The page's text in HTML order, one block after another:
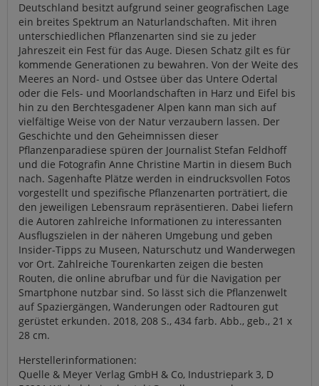
Deutschland besitzt aufgrund seiner geografischen Lage
ein breites Spektrum an Naturlandschaften. Mit ihren
unterschiedlichen Pflanzenarten sind sie zu jeder
Jahreszeit ein Fest für das Auge. Diesen Schatz gilt es für
kommende Generationen zu bewahren. Von der Weite des
Meeres an Nord- und Ostsee über das Untere Odertal
oder die Fels- und Moorlandschaften in Harz und Eifel bis
hin zu den Berchtesgadener Alpen kann man sich auf
vielfältige Weise von der Natur verzaubern lassen. Der
Geschichte und den Geheimnissen dieser
Pflanzenparadiese spüren der Journalist Stefan Feldhoff
und die Fotografin Anne Christine Martin in diesem Buch
nach. Sagenhafte Plätze werden in eindrucksvollen Fotos
vorgestellt und spezifische Pflanzenarten porträtiert, die
den jeweiligen Lebensraum repräsentieren. Dabei liefern
die Autoren zahlreiche Informationen zu interessanten
Ausflugszielen in der näheren Umgebung und geben
Insider-Tipps zu Museen, Naturschutz und Wanderwegen
vor Ort. Zahlreiche Tourenkarten zeigen die besten
Routen, die online abrufbar und für die Navigation per
Smartphone nutzbar sind. So lässt sich die Pflanzenwelt
auf Spaziergängen, Wanderungen oder Radtouren gut
gerüstet erkunden. 2018, 208 S., 434 farb. Abb., geb., 21 x
28 cm.
Herstellerinformationen:
Quelle & Meyer Verlag GmbH & Co, Industriepark 3, D